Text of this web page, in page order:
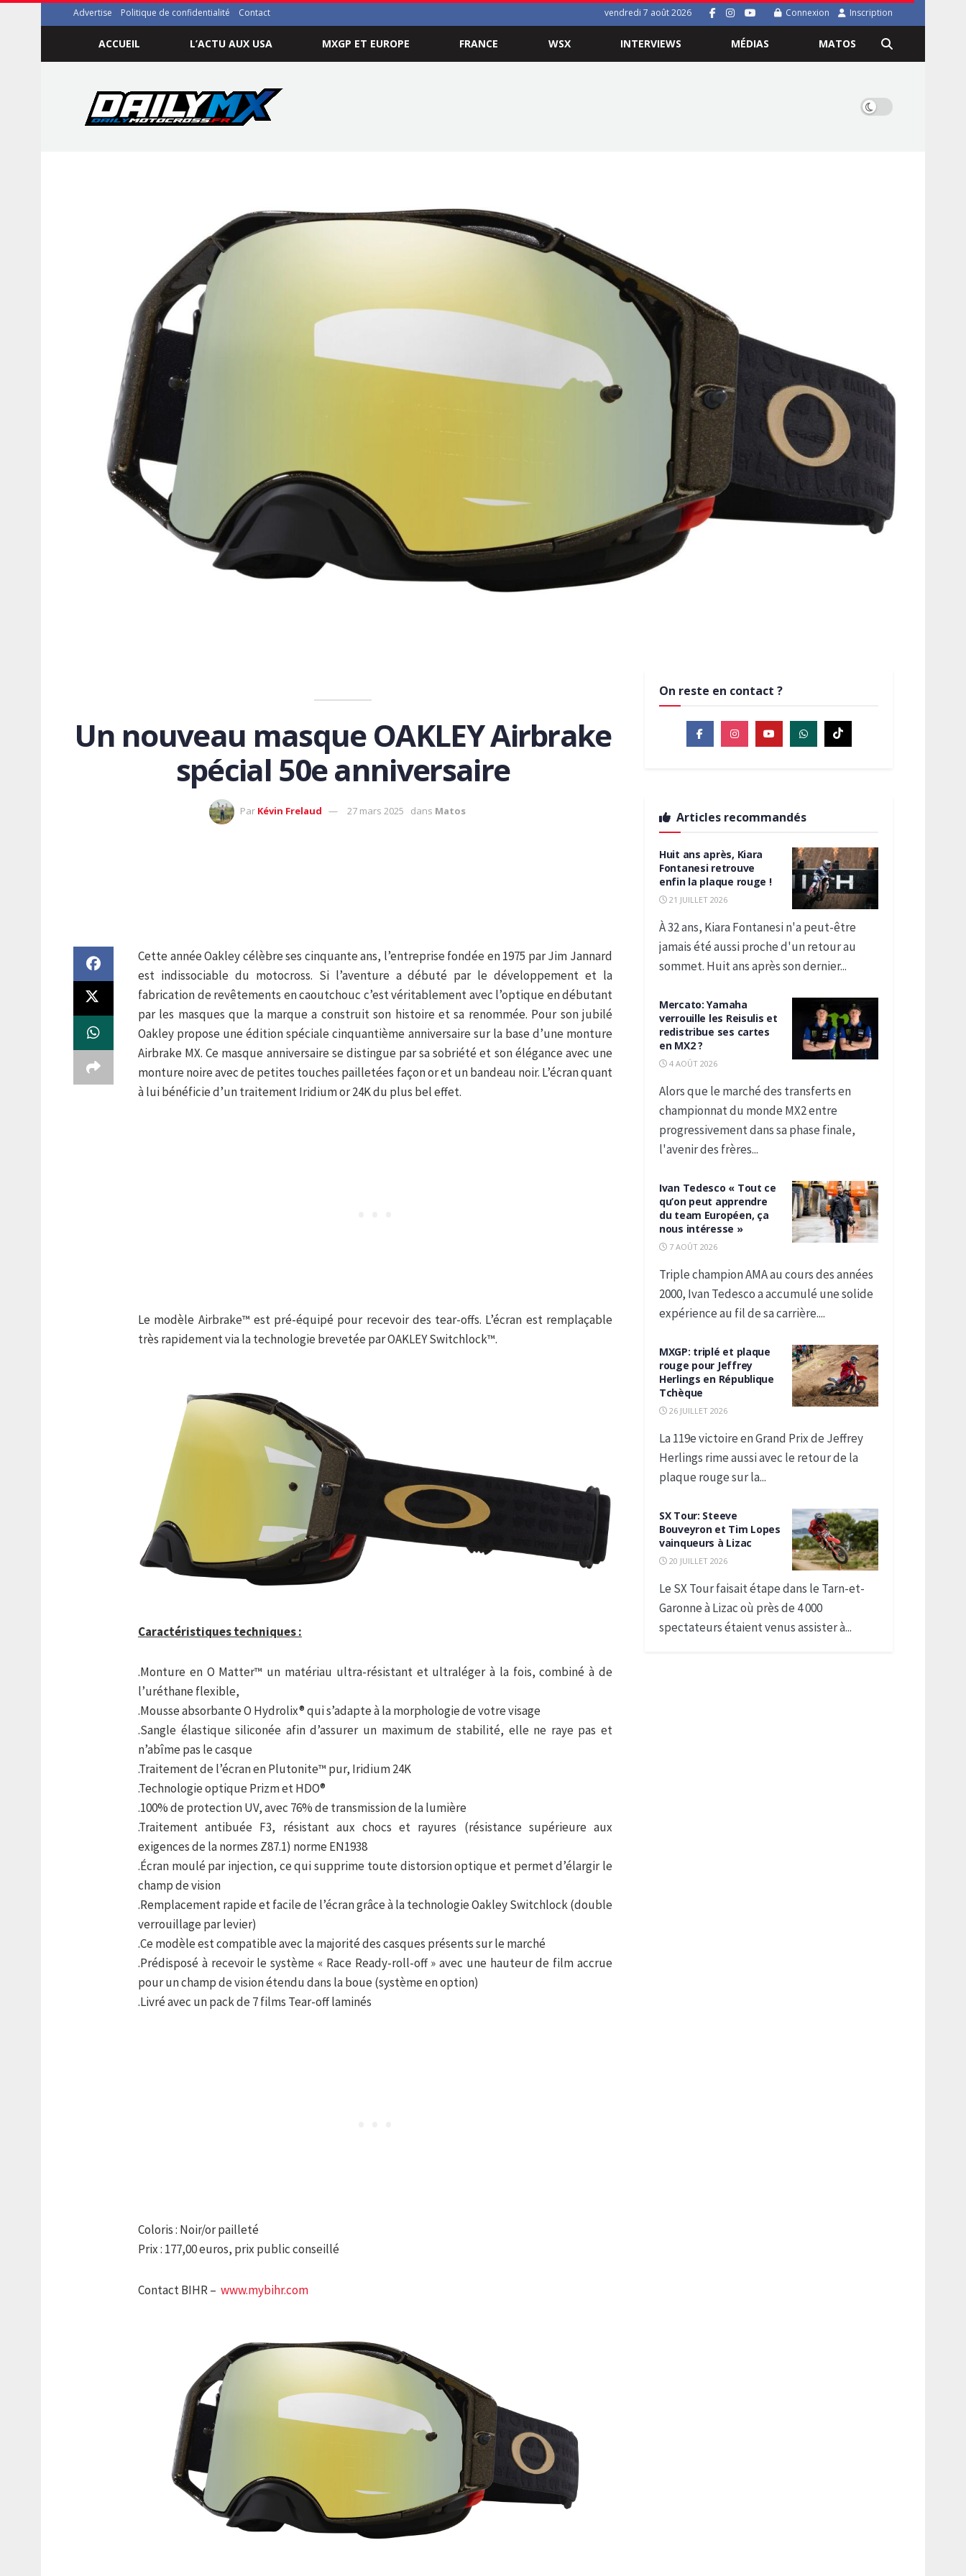
Advertise Politique de confidentialité Contact vendredi 7 août 2026 Connexion Inscription
ACCUEIL L’ACTU AUX USA MXGP ET EUROPE FRANCE WSX INTERVIEWS MÉDIAS MATOS
Un nouveau masque OAKLEY Airbrake
spécial 50e anniversaire
Par Kévin Frelaud 27 mars 2025 dans Matos
Cette année Oakley célèbre ses cinquante ans, l’entreprise fondée en 1975 par Jim Jannard
est indissociable du motocross. Si l’aventure a débuté par le développement et la
fabrication de revêtements en caoutchouc c’est véritablement avec l’optique en débutant
par les masques que la marque a construit son histoire et sa renommée. Pour son jubilé
Oakley propose une édition spéciale cinquantième anniversaire sur la base d’une monture
Airbrake MX. Ce masque anniversaire se distingue par sa sobriété et son élégance avec une
monture noire avec de petites touches pailletées façon or et un bandeau noir. L’écran quant
à lui bénéficie d’un traitement Iridium or 24K du plus bel effet.
Le modèle Airbrake™ est pré-équipé pour recevoir des tear-offs. L’écran est remplaçable
très rapidement via la technologie brevetée par OAKLEY Switchlock™.
Caractéristiques techniques :
.Monture en O Matter™ un matériau ultra-résistant et ultraléger à la fois, combiné à de
l’uréthane flexible,
.Mousse absorbante O Hydrolix® qui s’adapte à la morphologie de votre visage
.Sangle élastique siliconée afin d’assurer un maximum de stabilité, elle ne raye pas et
n’abîme pas le casque
.Traitement de l’écran en Plutonite™ pur, Iridium 24K
.Technologie optique Prizm et HDO®
.100% de protection UV, avec 76% de transmission de la lumière
.Traitement antibuée F3, résistant aux chocs et rayures (résistance supérieure aux
exigences de la normes Z87.1) norme EN1938
.Écran moulé par injection, ce qui supprime toute distorsion optique et permet d’élargir le
champ de vision
.Remplacement rapide et facile de l’écran grâce à la technologie Oakley Switchlock (double
verrouillage par levier)
.Ce modèle est compatible avec la majorité des casques présents sur le marché
.Prédisposé à recevoir le système « Race Ready-roll-off » avec une hauteur de film accrue
pour un champ de vision étendu dans la boue (système en option)
.Livré avec un pack de 7 films Tear-off laminés
Coloris : Noir/or pailleté
Prix : 177,00 euros, prix public conseillé
Contact BIHR – www.mybihr.com
On reste en contact ?
Articles recommandés
Huit ans après, Kiara
Fontanesi retrouve
enfin la plaque rouge !
21 JUILLET 2026
À 32 ans, Kiara Fontanesi n'a peut-être
jamais été aussi proche d'un retour au
sommet. Huit ans après son dernier...
Mercato: Yamaha
verrouille les Reisulis et
redistribue ses cartes
en MX2 ?
4 AOÛT 2026
Alors que le marché des transferts en
championnat du monde MX2 entre
progressivement dans sa phase finale,
l'avenir des frères...
Ivan Tedesco « Tout ce
qu’on peut apprendre
du team Européen, ça
nous intéresse »
7 AOÛT 2026
Triple champion AMA au cours des années
2000, Ivan Tedesco a accumulé une solide
expérience au fil de sa carrière....
MXGP: triplé et plaque
rouge pour Jeffrey
Herlings en République
Tchèque
26 JUILLET 2026
La 119e victoire en Grand Prix de Jeffrey
Herlings rime aussi avec le retour de la
plaque rouge sur la...
SX Tour: Steeve
Bouveyron et Tim Lopes
vainqueurs à Lizac
20 JUILLET 2026
Le SX Tour faisait étape dans le Tarn-et-
Garonne à Lizac où près de 4 000
spectateurs étaient venus assister à...